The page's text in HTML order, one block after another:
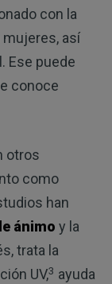
con la
así
Ese puede
conoce
otros
como
han
ánimo y la
trata la
UV,3 ayuda